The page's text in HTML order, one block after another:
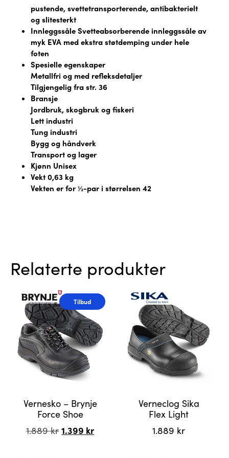
pustende, svettetransporterende, antibakterielt
og slitesterkt
Innleggssåle Svetteabsorberende innleggssåle av
myk EVA med ekstra støtdemping under hele
foten
Spesielle egenskaper
Metallfri og med refleksdetaljer
Tilgjengelig fra str. 36
Bransje
Jordbruk, skogbruk og fiskeri
Lett industri
Tung industri
Bygg og håndverk
Transport og lager
Kjønn Unisex
Vekt 0,63 kg
Vekten er for ½-par i størrelsen 42
Relaterte produkter
Tilbud
Vernesko – Brynje
Force Shoe
1.889krOpprinnelig
1.399 krNåværende
Verneclog Sika
Flex Light
1.889 kr